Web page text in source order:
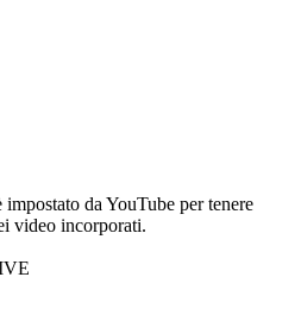
da YouTube per tenere
video incorporati.